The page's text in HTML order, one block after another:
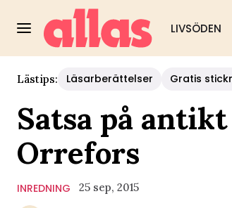
LIVSÖDEN
Lästips: Läsarberättelser Gratis
Satsa på
Orrefors
INREDNING 25 sep, 2015